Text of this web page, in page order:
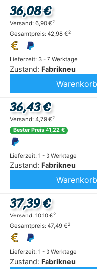
Lieferzeit: 3 - 7 Werktage
Zustand: Fabrikneu
36,08 €
Versand: 6,90 €2
Gesamtpreis: 42,98 €2
Warenkorb
Lieferzeit: 1 - 3 Werktage
Zustand: Fabrikneu
36,43 €
Versand: 4,79 €2
Bester Preis 41,22 €
Warenkorb
Lieferzeit: 1 - 3 Werktage
Zustand: Fabrikneu
37,39 €
Versand: 10,10 €2
Gesamtpreis: 47,49 €2